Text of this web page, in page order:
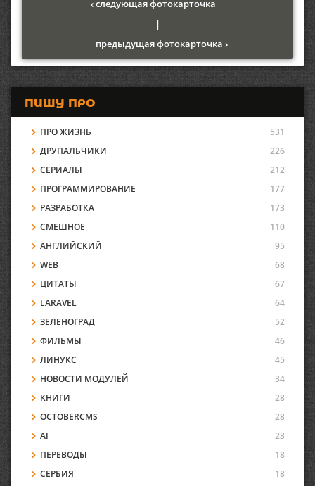
‹ следующая фотокарточка
|
предыдущая фотокарточка ›
ПИШУ ПРО
ПРО ЖИЗНЬ
531
ДРУПАЛЬЧИКИ
226
СЕРИАЛЫ
212
ПРОГРАММИРОВАНИЕ
177
РАЗРАБОТКА
173
СМЕШНОЕ
110
АНГЛИЙСКИЙ
95
WEB
68
ЦИТАТЫ
67
LARAVEL
64
ЗЕЛЕНОГРАД
52
ФИЛЬМЫ
46
ЛИНУКС
45
НОВОСТИ МОДУЛЕЙ
34
КНИГИ
28
OCTOBERCMS
28
AI
23
ПЕРЕВОДЫ
18
СЕРБИЯ
18